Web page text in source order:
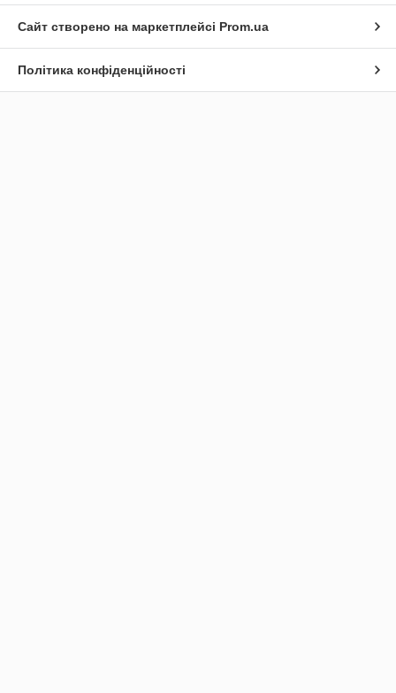
Сайт створено на маркетплейсі Prom.ua
Політика конфіденційності